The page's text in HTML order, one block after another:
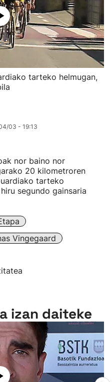
tarteko helmugan,
03 - 19:13
nor baino nor
20 kilometroren
tarteko
segundo gainsaria
Vingegaard
izan daiteke